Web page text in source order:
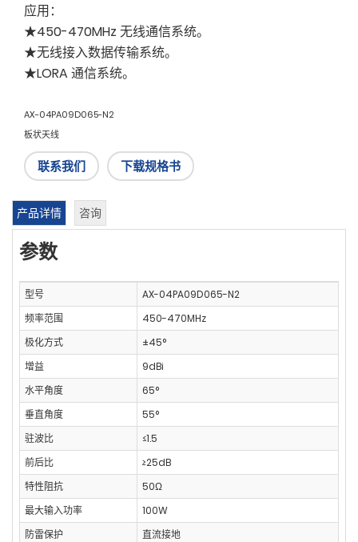
应用：
★450-470MHz 无线通信系统。
★无线接入数据传输系统。
★LORA 通信系统。
AX-04PA09D065-N2
板状天线
联系我们 下载规格书
产品详情 咨询
参数
型号
AX-04PA09D065-N2
频率范围
450-470MHz
极化方式
±45°
增益
9dBi
水平角度
65°
垂直角度
55°
驻波比
≤1.5
前后比
≥25dB
特性阻抗
50Ω
最大输入功率
100W
防雷保护
直流接地